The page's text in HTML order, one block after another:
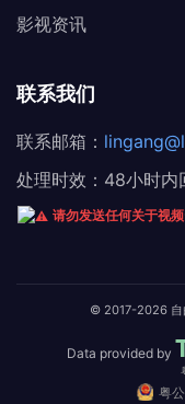
影视资讯
联系我们
联系邮箱：
处理时效：48小时内
请勿发送任何关于视
© 2017-2026 自
Data provided by
粤